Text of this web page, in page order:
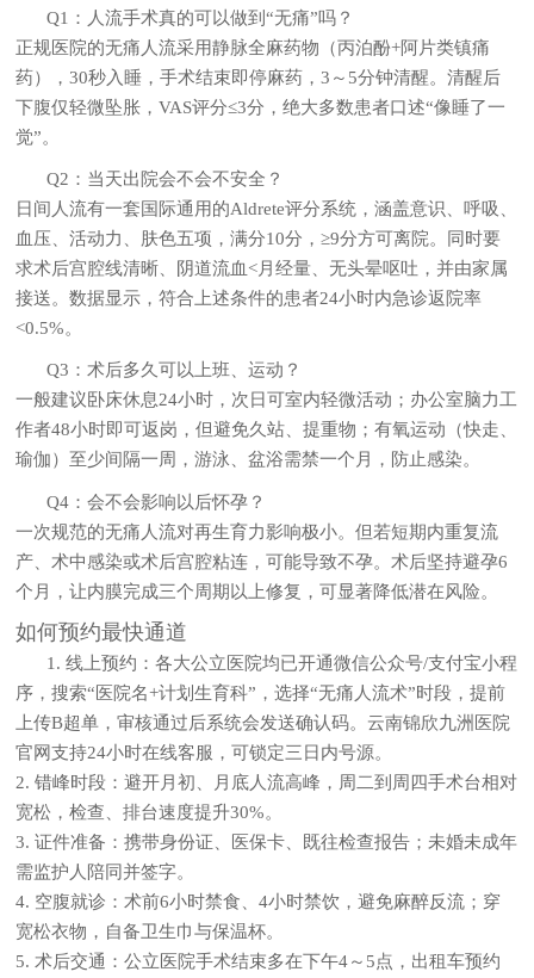
Q1：人流手术真的可以做到“无痛”吗？
正规医院的无痛人流采用静脉全麻药物（丙泊酚+阿片类镇痛
药），30秒入睡，手术结束即停麻药，3～5分钟清醒。清醒后
下腹仅轻微坠胀，VAS评分≤3分，绝大多数患者口述“像睡了一
觉”。
Q2：当天出院会不会不安全？
日间人流有一套国际通用的Aldrete评分系统，涵盖意识、呼吸、
血压、活动力、肤色五项，满分10分，≥9分方可离院。同时要
求术后宫腔线清晰、阴道流血<月经量、无头晕呕吐，并由家属
接送。数据显示，符合上述条件的患者24小时内急诊返院率
<0.5%。
Q3：术后多久可以上班、运动？
一般建议卧床休息24小时，次日可室内轻微活动；办公室脑力工
作者48小时即可返岗，但避免久站、提重物；有氧运动（快走、
瑜伽）至少间隔一周，游泳、盆浴需禁一个月，防止感染。
Q4：会不会影响以后怀孕？
一次规范的无痛人流对再生育力影响极小。但若短期内重复流
产、术中感染或术后宫腔粘连，可能导致不孕。术后坚持避孕6
个月，让内膜完成三个周期以上修复，可显著降低潜在风险。
如何预约最快通道
1.线上预约：各大公立医院均已开通微信公众号/支付宝小程
序，搜索“医院名+计划生育科”，选择“无痛人流术”时段，提前
上传B超单，审核通过后系统会发送确认码。云南锦欣九洲医院
官网支持24小时在线客服，可锁定三日内号源。
2.错峰时段：避开月初、月底人流高峰，周二到周四手术台相对
宽松，检查、排台速度提升30%。
3.证件准备：携带身份证、医保卡、既往检查报告；未婚未成年
需监护人陪同并签字。
4. 空腹就诊：术前6小时禁食、4小时禁饮，避免麻醉反流；穿
宽松衣物，自备卫生巾与保温杯。
5.术后交通：公立医院手术结束多在下午4～5点，出租车预约